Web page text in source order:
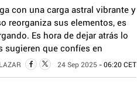
con una carga astral vibrante y
reorganiza sus elementos, es
Es hora de dejar atrás lo
sugieren que confíes en
24 Sep 2025 - 06:20 CET